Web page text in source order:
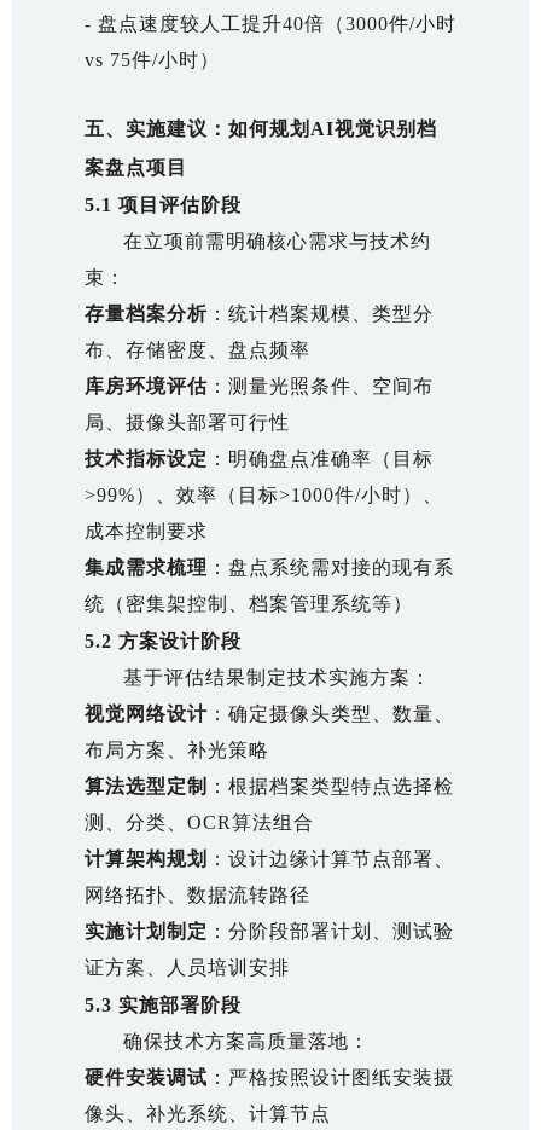
- 盘点速度较人工提升40倍（3000件/小时
vs 75件/小时）
五、实施建议：如何规划AI视觉识别档
案盘点项目
5.1 项目评估阶段
在立项前需明确核心需求与技术约
束：
存量档案分析 ：统计档案规模、类型分
布、存储密度、盘点频率
库房环境评估 ：测量光照条件、空间布
局、摄像头部署可行性
技术指标设定 ：明确盘点准确率（目标
>99%）、效率（目标>1000件/小时）、
成本控制要求
集成需求梳理 ：盘点系统需对接的现有系
统（密集架控制、档案管理系统等）
5.2 方案设计阶段
基于评估结果制定技术实施方案：
视觉网络设计 ：确定摄像头类型、数量、
布局方案、补光策略
算法选型定制
：根据档案类型特点选择检
测、分类、OCR算法组合
计算架构规划
：设计边缘计算节点部署、
网络拓扑、数据流转路径
实施计划制定 ：分阶段部署计划、测试验
证方案、人员培训安排
5.3 实施部署阶段
确保技术方案高质量落地：
硬件安装调试 ：严格按照设计图纸安装摄
像头、补光系统、计算节点